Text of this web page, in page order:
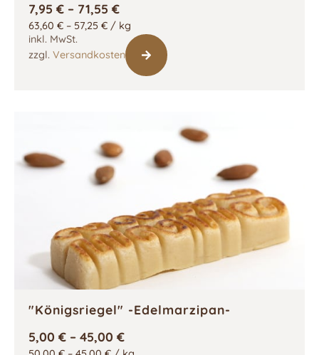
7,95 € – 71,55 €
63,60 € – 57,25 € / kg
inkl. MwSt.
zzgl. Versandkosten
"Königsriegel" -Edelmarzipan-
5,00 € – 45,00 €